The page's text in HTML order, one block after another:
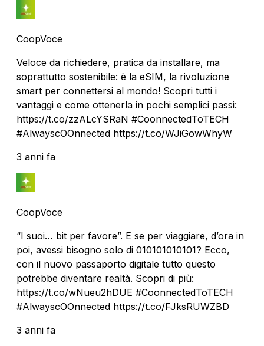
CoopVoce
Veloce da richiedere, pratica da installare, ma
soprattutto sostenibile: è la eSIM, la rivoluzione
smart per connettersi al mondo! Scopri tutti i
vantaggi e come ottenerla in pochi semplici passi:
https://t.co/zzALcYSRaN #CoonnectedToTECH
#AlwayscOOnnected https://t.co/WJiGowWhyW
3 anni fa
CoopVoce
“I suoi… bit per favore”. E se per viaggiare, d’ora in
poi, avessi bisogno solo di 010101010101? Ecco,
con il nuovo passaporto digitale tutto questo
potrebbe diventare realtà. Scopri di più:
https://t.co/wNueu2hDUE #CoonnectedToTECH
#AlwayscOOnnected https://t.co/FJksRUWZBD
3 anni fa